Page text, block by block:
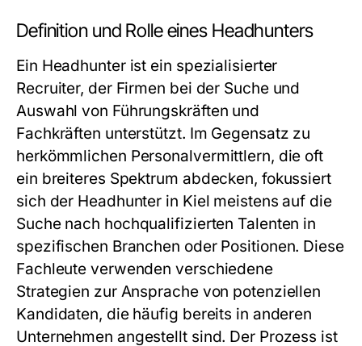
Definition und Rolle eines Headhunters
Ein Headhunter ist ein spezialisierter
Recruiter, der Firmen bei der Suche und
Auswahl von Führungskräften und
Fachkräften unterstützt. Im Gegensatz zu
herkömmlichen Personalvermittlern, die oft
ein breiteres Spektrum abdecken, fokussiert
sich der Headhunter in Kiel meistens auf die
Suche nach hochqualifizierten Talenten in
spezifischen Branchen oder Positionen. Diese
Fachleute verwenden verschiedene
Strategien zur Ansprache von potenziellen
Kandidaten, die häufig bereits in anderen
Unternehmen angestellt sind. Der Prozess ist